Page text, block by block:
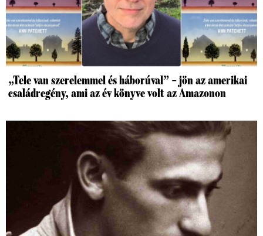
„Tele van szerelemmel és háborúval” – jön az amerikai
családregény, ami az év könyve volt az Amazonon